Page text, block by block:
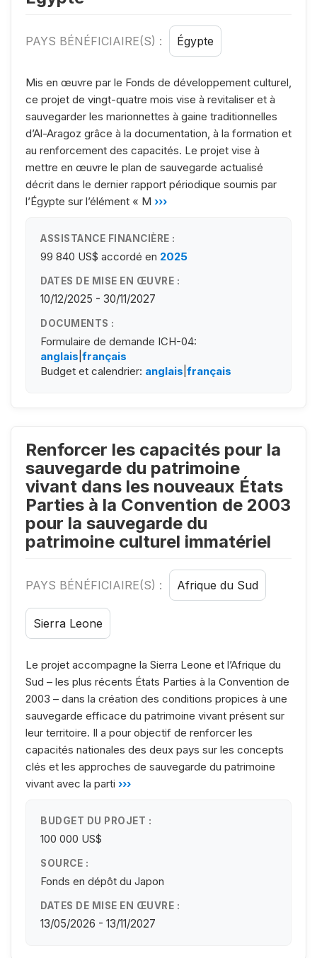
PAYS BÉNÉFICIAIRE(S) : Égypte
Mis en œuvre par le Fonds de développement culturel,
ce projet de vingt-quatre mois vise à revitaliser et à
sauvegarder les marionnettes à gaine traditionnelles
d’Al-Aragoz grâce à la documentation, à la formation et
au renforcement des capacités. Le projet vise à
mettre en œuvre le plan de sauvegarde actualisé
décrit dans le dernier rapport périodique soumis par
l’Égypte sur l’élément « M ›››
ASSISTANCE FINANCIÈRE :
99 840 US$ accordé en 2025
DATES DE MISE EN ŒUVRE :
10/12/2025 - 30/11/2027
DOCUMENTS :
Formulaire de demande ICH-04:
anglais français
Budget et calendrier: anglais français
Renforcer les capacités pour la
sauvegarde du patrimoine
vivant dans les nouveaux États
Parties à la Convention de 2003
pour la sauvegarde du
patrimoine culturel immatériel
PAYS BÉNÉFICIAIRE(S) : Afrique du Sud
Sierra Leone
Le projet accompagne la Sierra Leone et l’Afrique du
Sud – les plus récents États Parties à la Convention de
2003 – dans la création des conditions propices à une
sauvegarde efficace du patrimoine vivant présent sur
leur territoire. Il a pour objectif de renforcer les
capacités nationales des deux pays sur les concepts
clés et les approches de sauvegarde du patrimoine
vivant avec la parti ›››
BUDGET DU PROJET :
100 000 US$
SOURCE :
Fonds en dépôt du Japon
DATES DE MISE EN ŒUVRE :
13/05/2026 - 13/11/2027